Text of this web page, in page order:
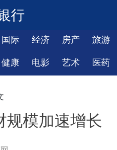
行
国际 经济 房产 旅游
健康 电影 艺术 医药
规模加速增长